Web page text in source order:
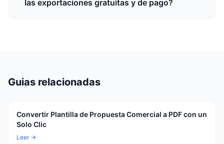
las exportaciones gratuitas y de pago?
Guias relacionadas
Convertir Plantilla de Propuesta Comercial a PDF con un
Solo Clic
Leer →